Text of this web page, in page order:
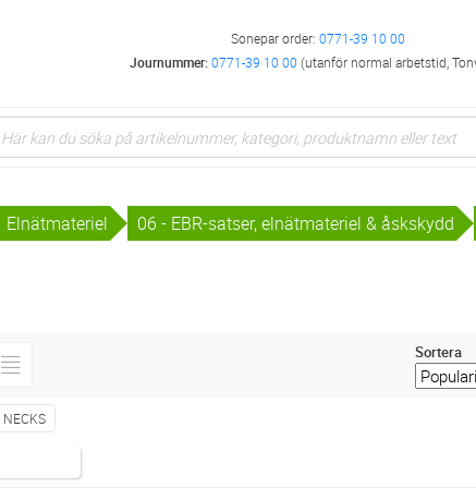
Sonepar order: 0771-39 10 00
Journummer:0771-39 10 00 (utanför normal arbetstid,
Elnätmateriel 06 - EBR-satser, elnätmateriel & åskskydd
Sortera
NECKS